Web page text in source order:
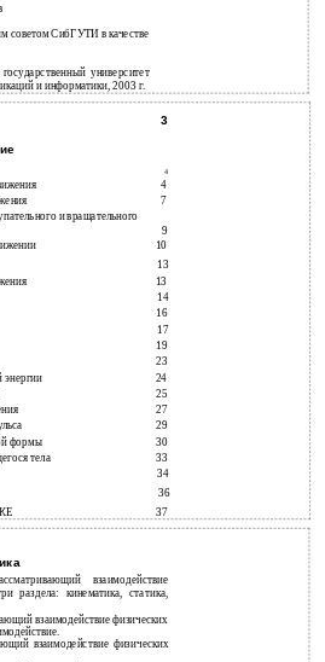
советом СибГУТИ в качестве
университет
и информатики, 2003 г.
3
4
4
7
и вращательного
9
10
13
13
14
16
17
19
23
энергии
24
25
27
29
формы
30
тела
33
34
36
37
взаимодействие
раздела: кинематика, статика,
взаимодействие физических
взаимодействие физических